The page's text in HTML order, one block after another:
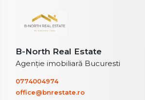
B-North Real Estate
Agenție imobiliară Bucuresti
0774004974
office@bnrestate.ro